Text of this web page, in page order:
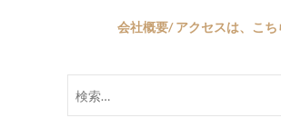
会社概要/ アクセスは、こち